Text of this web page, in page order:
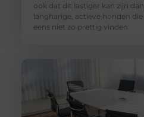
ook dat dit lastiger kan zijn
langharige, actieve honden
eens niet zo prettig vinden